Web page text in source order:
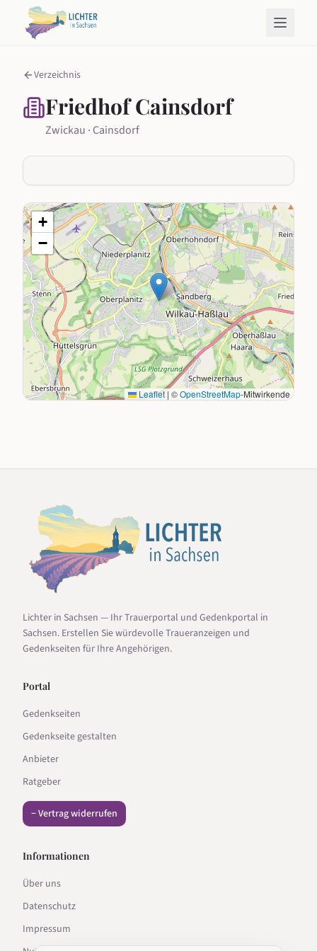
Verzeichnis
Friedhof Cainsdorf
Zwickau · Cainsdorf
+
−
Leaflet | ©OpenStreetMap-Mitwirkende
Lichter in Sachsen — Ihr Trauerportal und Gedenkportal in
Sachsen. Erstellen Sie würdevolle Traueranzeigen und
Gedenkseiten für Ihre Angehörigen.
Portal
Gedenkseiten
Gedenkseite gestalten
Anbieter
Ratgeber
− Vertrag widerrufen
Informationen
Über uns
Datenschutz
Impressum